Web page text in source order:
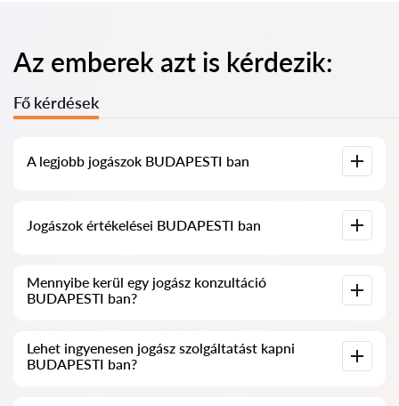
Az emberek azt is kérdezik:
Fő kérdések
A legjobb jogászok BUDAPESTI ban
teljes információval. Árak, értékelések, telefonszám és cím.
Jogászok értékelései BUDAPESTI ban
jogászokról, nem töröljük a negatív véleményeket, és nincs
lehetőség manipulálni azokat.
Mennyibe kerül egy jogász konzultáció
BUDAPESTI ban?
kezdődik és felfelé (az árak a kérdés bonyolultságától és a
válasz formájától függően változhatnak).
Lehet ingyenesen jogász szolgáltatást kapni
BUDAPESTI ban?